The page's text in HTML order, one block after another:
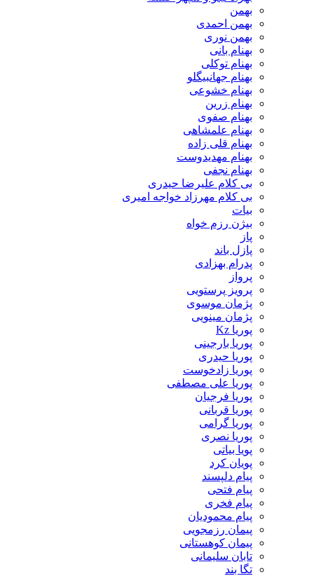
بهمن احمدی
بهمن نوری
بهنام بانی
بهنام توکلی
بهنام جهانبیگلو
بهنام خشوعی
بهنام زرین
بهنام صفوی
بهنام علمشاهی
بهنام قلی زاده
بهنام مهدیدوست
بهنام نجفی
بی کلام علیرضا حیدری
بی کلام مهرزاد خواجه امیری
بیژن رزم خواه
پازل باند
پدرام بهزادی
پرویز پرستویی
پژمان موسوی
پژمان مینویی
پوریا بارجینی
پوریا حیدری
پوریا زادخوست
پوریا علی مصطفی
پوریا فرجیان
پوریا قربانی
پوریا گرامی
پوریا نصری
پویا بیاتی
پویان کرد
پیام دلپسند
پیام فتحی
پیام فخری
پیام محمودیان
پیمان رزمجویی
پیمان کوهستانی
تابان سلیمانی